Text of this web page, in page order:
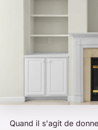
Quand il s'agit de